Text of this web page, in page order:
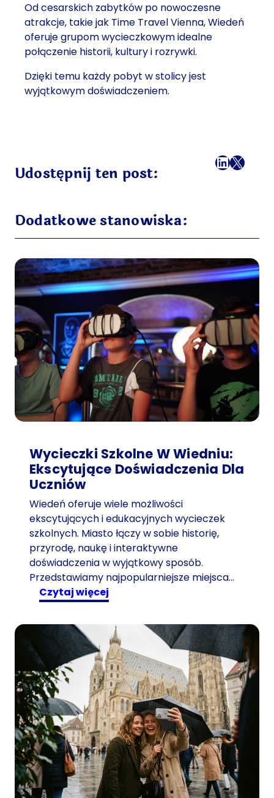
Od cesarskich zabytków po nowoczesne
atrakcje, takie jak Time Travel Vienna, Wiedeń
oferuje grupom wycieczkowym idealne
połączenie historii, kultury i rozrywki.
Dzięki temu każdy pobyt w stolicy jest
wyjątkowym doświadczeniem.
Udostępnij ten post:
Facebook
LinkedIn
X Mail
Dodatkowe stanowiska:
Wycieczki Szkolne W Wiedniu:
Ekscytujące Doświadczenia Dla
Uczniów
Wiedeń oferuje wiele możliwości
ekscytujących i edukacyjnych wycieczek
szkolnych. Miasto łączy w sobie historię,
przyrodę, naukę i interaktywne
doświadczenia w wyjątkowy sposób.
Przedstawiamy najpopularniejsze miejsca…
czytaj więcej
W
c
i
e
c
z
k
i
s
z
k
o